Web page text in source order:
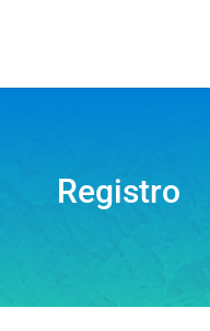
Registro